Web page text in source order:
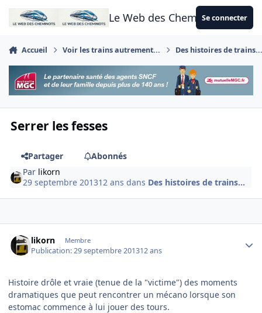
Aller au contenu
Le Web des CheminotsSe connecter
Accueil Voir les trains autrement... Des histoires de
Serrer les fesses
Partager
Abonnés
Par likorn
29 septembre 201312 ans dans Des histoires de trains...
likorn Membre
Publication:29 septembre 201312 ans
Histoire drôle et vraie (tenue de la "victime") des moments
dramatiques que peut rencontrer un mécano lorsque son
estomac commence à lui jouer des tours.